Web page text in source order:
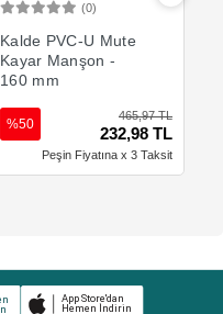
(0)
Kalde PVC-U Mute
Kayar Manşon -
160 mm
465,97 TL
232,98 TL
%50
Peşin Fiyatına x 3 Taksit